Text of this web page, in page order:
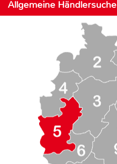
Allgemeine Händlersuche